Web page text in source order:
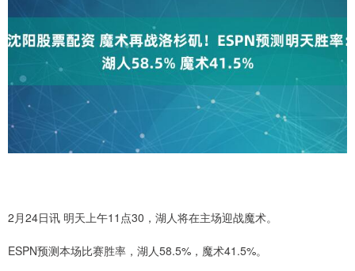
2月24日讯 明天上午11点30，湖人将在主场迎战魔术。
ESPN预测本场比赛胜率，湖人58.5%，魔术41.5%。